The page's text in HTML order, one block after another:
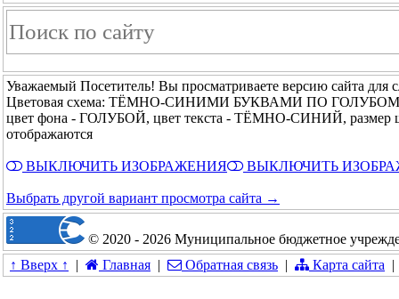
Уважаемый Посетитель! Вы просматриваете версию сайта для
Цветовая схема: ТЁМНО-СИНИМИ БУКВАМИ ПО
цвет фона - ГОЛУБОЙ, цвет текста - ТЁМНО-СИНИЙ, размер
отображаются
ВЫКЛЮЧИТЬ ИЗОБРАЖЕНИЯ ВЫКЛЮЧИТЬ
Выбрать другой вариант просмотра сайта →
© 2020 - 2026 Муниципальное бюджетное
↑ Вверх ↑
| Главная | Обратная связь | Карта сайта